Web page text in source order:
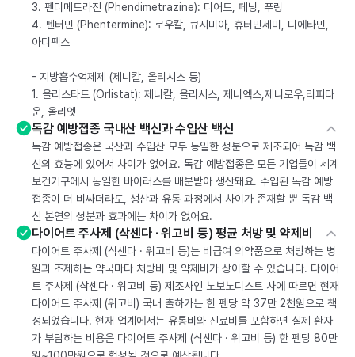
3. 펜디메트라진 (Phendimetrazine): 디어트, 페닝, 푸링
4. 펜터민 (Phentermine): 로우칼, 큐시미아, 휴터민세미, 디에타민,
아디펙스
- 지방흡수억제제 (제니칼, 올리시스 등)
1. 올리스타트 (Orlistat): 제니칼, 올리시스, 제니엑스,제니로우,리피다
운, 올리엣
독감 예방접종 국내산 백신과 수입산 백신
독감 예방접종은 국산과 수입산 모두 동일한 성분으로 제조되어 독감 백
신의 효능에 있어서 차이가 없어요. 독감 예방접종은 모든 기업들이 세계
보건기구에서 동일한 바이러스를 배분받아 생산돼요. 수입된 독감 예방
접종이 더 비싸더라도, 생산과 유통 과정에서 차이가 존재할 뿐 독감 백
신 본연의 성분과 효과에는 차이가 없어요.
다이어트 주사제 (삭센다 · 위고비 등) 평균 처방 및 약제비
다이어트 주사제 (삭센다 · 위고비 등)는 비급여 의약품으로 처방하는 병
원과 조제하는 약국마다 처방비 및 약제비가 상이할 수 있습니다. 다이어
트 주사제 (삭센다 · 위고비 등) 제조사인 노보노디스트 사에 따르면 현재
다이어트 주사제 (위고비) 국내 출하가는 한 펜당 약 37만 2천원으로 책
정되었습니다. 현재 업계에서는 유통비와 진료비를 포함하면 실제 환자
가 부담하는 비용은 다이어트 주사제 (삭센다 · 위고비 등) 한 펜당 80만